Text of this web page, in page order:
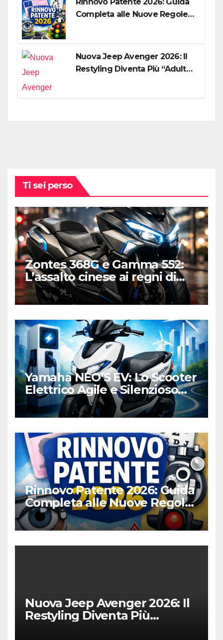
Completa alle Nuove Regole,
Nuova Jeep Avenger 2026: Il
Restyling Diventa Più “Adulto”,
Ti sei perso
Zontes 368G e Gamma 552:
L’assalto cinese ai regni di
Honda e Yamaha
Yamaha NEO’S EV: Lo Scooter
Elettrico Agile e Silenzioso
per la Città
Rinnovo Patente 2026: Guida
Completa alle Nuove Regole,
Digitalizzazione e Costi
Nuova Jeep Avenger 2026: Il
Restyling Diventa Più